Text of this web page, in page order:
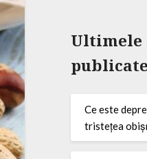
publicate
Ce este
tristețea